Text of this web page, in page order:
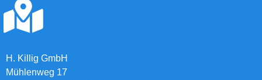
H. Killig GmbH
Mühlenweg 17